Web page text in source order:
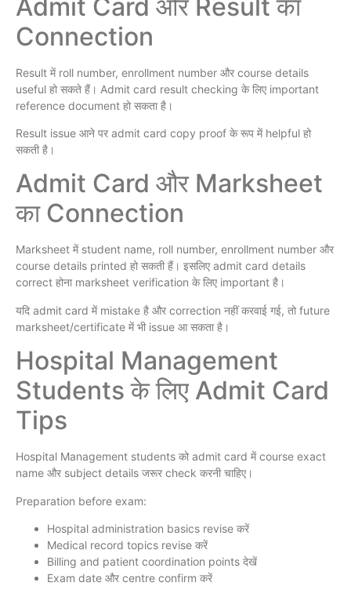
Admit Card और Result का
Connection
Result में roll number, enrollment number और course details
useful हो सकते हैं। Admit card result checking के लिए important
reference document हो सकता है।
Result issue आने पर admit card copy proof के रूप में helpful हो
सकती है।
Admit Card और Marksheet
का Connection
Marksheet में student name, roll number, enrollment number और
course details printed हो सकती हैं। इसलिए admit card details
correct होना marksheet verification के लिए important है।
यदि admit card में mistake है और correction नहीं करवाई गई, तो future
marksheet/certificate में भी issue आ सकता है।
Hospital Management
Students के लिए Admit Card
Tips
Hospital Management students को admit card में course exact
name और subject details जरूर check करनी चाहिए।
Preparation before exam:
Hospital administration basics revise करें
Medical record topics revise करें
Billing and patient coordination points देखें
Exam date और centre confirm करें